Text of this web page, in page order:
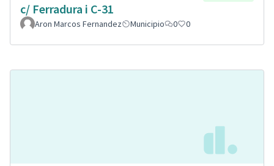
c/ Ferradura i C-31
Aron Marcos Fernandez Municipio 0 0